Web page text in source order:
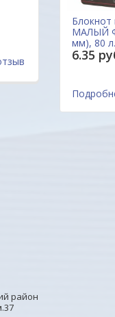
район
Блокнот
МАЛЫЙ
мм), 80
Writer"
Китай
6.35